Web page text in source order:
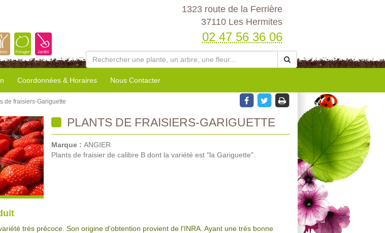
1323 route de la Ferrière
37110 Les Hermites
02 47 56 36 06
Coordonnées & Horaires Nous Contacter
de fraisiers-Gariguette
PLANTS DE FRAISIERS-GARIGUETTE
Marque : ANGIER
Plants de fraisier de calibre B dont la variété est "la Gariguette".
très précoce. Son origine d'obtention provient de l'INRA. Ayant une très bonne